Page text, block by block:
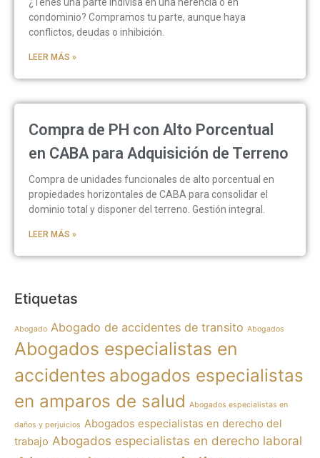
¿Tenés una parte indivisa en una herencia o en
condominio? Compramos tu parte, aunque haya
conflictos, deudas o inhibición.
LEER MÁS »
Compra de PH con Alto Porcentual
en CABA para Adquisición de Terreno
Compra de unidades funcionales de alto porcentual en
propiedades horizontales de CABA para consolidar el
dominio total y disponer del terreno. Gestión integral.
LEER MÁS »
Etiquetas
Abogado Abogado de accidentes de transito Abogados
Abogados especialistas en
accidentes abogados especialistas
en amparos de salud Abogados especialistas en
daños y perjuicios Abogados especialistas en derecho del
trabajo Abogados especialistas en derecho laboral